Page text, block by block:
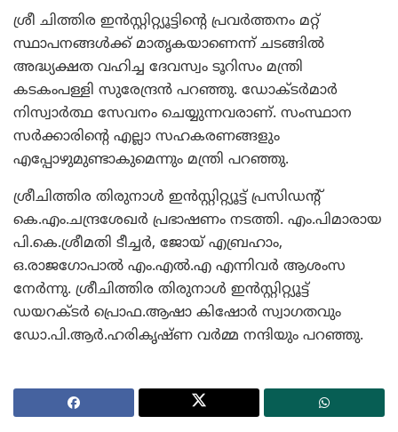
ശ്രീ ചിത്തിര ഇന്‍സ്റ്റിറ്റ്യൂട്ടിന്റെ പ്രവര്‍ത്തനം മറ്റ്
സ്ഥാപനങ്ങള്‍ക്ക് മാതൃകയാണെന്ന് ചടങ്ങില്‍
അദ്ധ്യക്ഷത വഹിച്ച ദേവസ്വം ടൂറിസം മന്ത്രി
കടകംപള്ളി സുരേന്ദ്രന്‍ പറഞ്ഞു. ഡോക്ടര്‍മാര്‍
നിസ്വാര്‍ത്ഥ സേവനം ചെയ്യുന്നവരാണ്. സംസ്ഥാന
സര്‍ക്കാരിന്റെ എല്ലാ സഹകരണങ്ങളും
എപ്പോഴുമുണ്ടാകുമെന്നും മന്ത്രി പറഞ്ഞു.
ശ്രീചിത്തിര തിരുനാള്‍ ഇന്‍സ്റ്റിറ്റ്യൂട്ട് പ്രസിഡന്റ്
കെ.എം.ചന്ദ്രശേഖര്‍ പ്രഭാഷണം നടത്തി. എം.പിമാരായ
പി.കെ.ശ്രീമതി ടീച്ചര്‍, ജോയ് എബ്രഹാം,
ഒ.രാജഗോപാല്‍ എം.എല്‍.എ എന്നിവര്‍ ആശംസ
നേര്‍ന്നു. ശ്രീചിത്തിര തിരുനാള്‍ ഇന്‍സ്റ്റിറ്റ്യൂട്ട്
ഡയറക്ടര്‍ പ്രൊഫ.ആഷാ കിഷോര്‍ സ്വാഗതവും
ഡോ.പി.ആര്‍.ഹരികൃഷ്ണ വര്‍മ്മ നന്ദിയും പറഞ്ഞു.